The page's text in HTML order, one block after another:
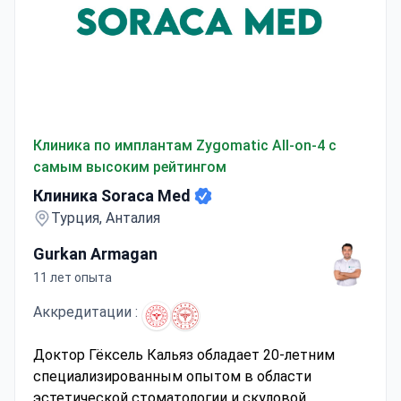
Клиника по имплантам Zygomatic All-on-4 с
самым высоким рейтингом
Клиника Soraca Med
Турция, Анталия
Gurkan Armagan
11 лет опыта
Аккредитации :
Доктор Гёксель Кальяз обладает 20-летним
специализированным опытом в области
эстетической стоматологии и скуловой